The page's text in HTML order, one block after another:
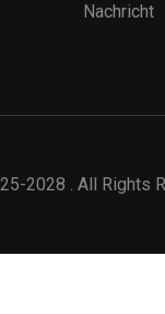
Nachricht
2028 . All Rights